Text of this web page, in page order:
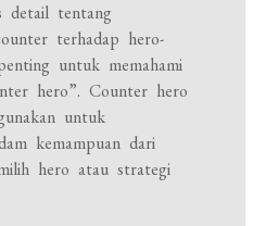
detail tentang
terhadap hero-
untuk memahami
hero”. Counter hero
untuk
kemampuan dari
hero atau strategi